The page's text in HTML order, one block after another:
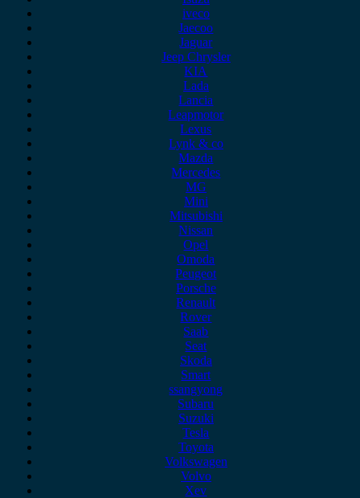
iveco
Jaecoo
Jaguar
Jeep Chrysler
KIA
Lada
Lancia
Leapmotor
Lexus
Lynk & co
Mazda
Mercedes
MG
Mini
Mitsubishi
Nissan
Opel
Omoda
Peugeot
Porsche
Renault
Rover
Saab
Seat
Skoda
Smart
ssangyong
Subaru
Suzuki
Tesla
Toyota
Volkswagen
Volvo
Xev